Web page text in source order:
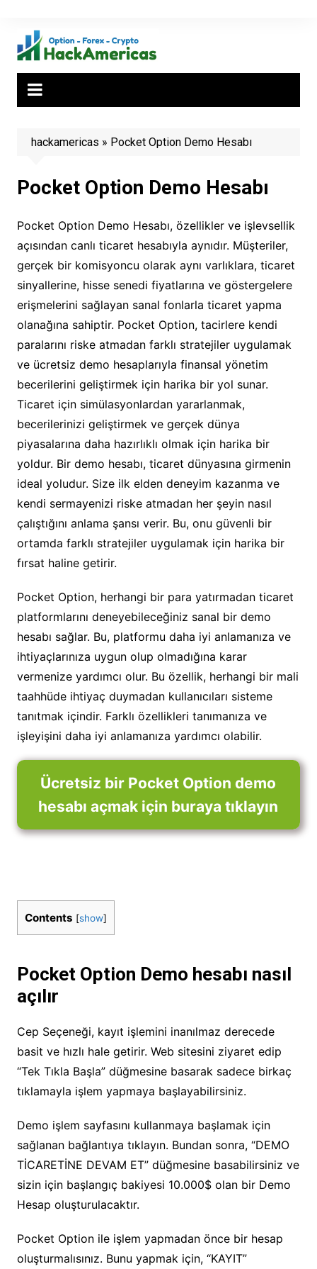
content
hackamericas » Pocket Option Demo Hesabı
Pocket Option Demo Hesabı
Pocket Option Demo Hesabı, özellikler ve işlevsellik
açısından canlı ticaret hesabıyla aynıdır. Müşteriler,
gerçek bir komisyoncu olarak aynı varlıklara, ticaret
sinyallerine, hisse senedi fiyatlarına ve göstergelere
erişmelerini sağlayan sanal fonlarla ticaret yapma
olanağına sahiptir. Pocket Option, tacirlere kendi
paralarını riske atmadan farklı stratejiler uygulamak
ve ücretsiz demo hesaplarıyla finansal yönetim
becerilerini geliştirmek için harika bir yol sunar.
Ticaret için simülasyonlardan yararlanmak,
becerilerinizi geliştirmek ve gerçek dünya
piyasalarına daha hazırlıklı olmak için harika bir
yoldur. Bir demo hesabı, ticaret dünyasına girmenin
ideal yoludur. Size ilk elden deneyim kazanma ve
kendi sermayenizi riske atmadan her şeyin nasıl
çalıştığını anlama şansı verir. Bu, onu güvenli bir
ortamda farklı stratejiler uygulamak için harika bir
fırsat haline getirir.
Pocket Option, herhangi bir para yatırmadan ticaret
platformlarını deneyebileceğiniz sanal bir demo
hesabı sağlar. Bu, platformu daha iyi anlamanıza ve
ihtiyaçlarınıza uygun olup olmadığına karar
vermenize yardımcı olur. Bu özellik, herhangi bir mali
taahhüde ihtiyaç duymadan kullanıcıları sisteme
tanıtmak içindir. Farklı özellikleri tanımanıza ve
işleyişini daha iyi anlamanıza yardımcı olabilir.
Ücretsiz bir Pocket Option demo
hesabı açmak için buraya tıklayın
Contents [show]
Pocket Option Demo hesabı nasıl
açılır
Cep Seçeneği, kayıt işlemini inanılmaz derecede
basit ve hızlı hale getirir. Web sitesini ziyaret edip
“Tek Tıkla Başla” düğmesine basarak sadece birkaç
tıklamayla işlem yapmaya başlayabilirsiniz.
Demo işlem sayfasını kullanmaya başlamak için
sağlanan bağlantıya tıklayın. Bundan sonra, “DEMO
TİCARETİNE DEVAM ET” düğmesine basabilirsiniz ve
sizin için başlangıç bakiyesi 10.000$ olan bir Demo
Hesap oluşturulacaktır.
Pocket Option ile işlem yapmadan önce bir hesap
oluşturmalısınız. Bunu yapmak için, “KAYIT”